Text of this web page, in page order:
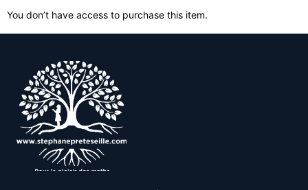
You don’t have access to purchase this item.